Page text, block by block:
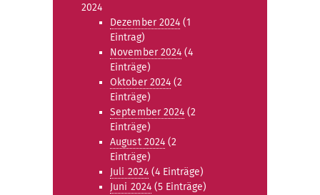
2024
Dezember 2024 (1
Eintrag)
November 2024 (4
Einträge)
Oktober 2024 (2
Einträge)
September 2024 (2
Einträge)
August 2024 (2
Einträge)
Juli 2024(4 Einträge)
Juni 2024(5 Einträge)